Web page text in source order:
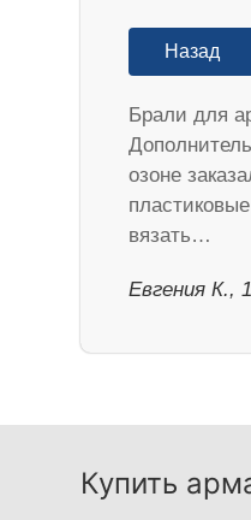
Назад
Брали для
озоне
вязать…
Евгения К.,
Купить